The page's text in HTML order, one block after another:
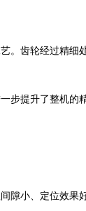
齿轮经过精细
提升了整机的
小、定位效果